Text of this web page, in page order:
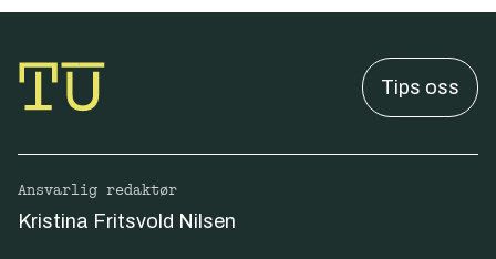
Tips oss
Ansvarlig redaktør
Kristina Fritsvold Nilsen